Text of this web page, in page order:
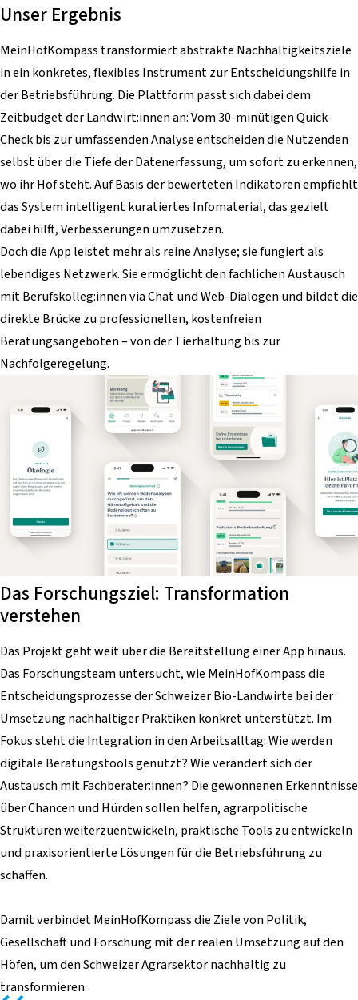
Unser Ergebnis
MeinHofKompass transformiert abstrakte Nachhaltigkeitsziele
in ein konkretes, flexibles Instrument zur Entscheidungshilfe in
der Betriebsführung. Die Plattform passt sich dabei dem
Zeitbudget der Landwirt:innen an: Vom 30-minütigen Quick-
Check bis zur umfassenden Analyse entscheiden die Nutzenden
selbst über die Tiefe der Datenerfassung, um sofort zu erkennen,
wo ihr Hof steht. Auf Basis der bewerteten Indikatoren empfiehlt
das System intelligent kuratiertes Infomaterial, das gezielt
dabei hilft, Verbesserungen umzusetzen.
Doch die App leistet mehr als reine Analyse; sie fungiert als
lebendiges Netzwerk. Sie ermöglicht den fachlichen Austausch
mit Berufskolleg:innen via Chat und Web-Dialogen und bildet die
direkte Brücke zu professionellen, kostenfreien
Beratungsangeboten – von der Tierhaltung bis zur
Nachfolgeregelung.
Das Forschungsziel: Transformation
verstehen
Das Projekt geht weit über die Bereitstellung einer App hinaus.
Das Forschungsteam untersucht, wie MeinHofKompass die
Entscheidungsprozesse der Schweizer Bio-Landwirte bei der
Umsetzung nachhaltiger Praktiken konkret unterstützt. Im
Fokus steht die Integration in den Arbeitsalltag: Wie werden
digitale Beratungstools genutzt? Wie verändert sich der
Austausch mit Fachberater:innen? Die gewonnenen Erkenntnisse
über Chancen und Hürden sollen helfen, agrarpolitische
Strukturen weiterzuentwickeln, praktische Tools zu entwickeln
und praxisorientierte Lösungen für die Betriebsführung zu
schaffen.
Damit verbindet MeinHofKompass die Ziele von Politik,
Gesellschaft und Forschung mit der realen Umsetzung auf den
Höfen, um den Schweizer Agrarsektor nachhaltig zu
transformieren.